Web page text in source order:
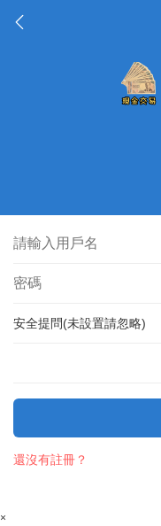
安全提問(未設置請忽略)
還沒有註冊？
×